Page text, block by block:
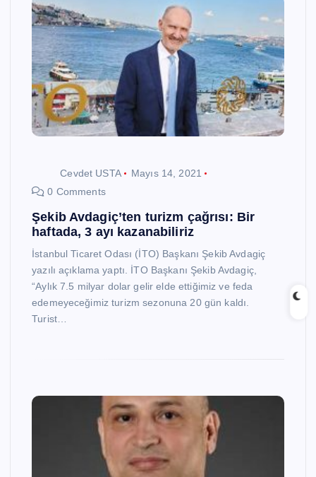
Cevdet USTA
Mayıs 14, 2021
0 Comments
Şekib Avdagiç’ten turizm çağrısı: Bir
haftada, 3 ayı kazanabiliriz
İstanbul Ticaret Odası (İTO) Başkanı Şekib Avdagiç
yazılı açıklama yaptı. İTO Başkanı Şekib Avdagiç,
“Aylık 7.5 milyar dolar gelir elde ettiğimiz ve feda
edemeyeceğimiz turizm sezonuna 20 gün kaldı.
Turist…